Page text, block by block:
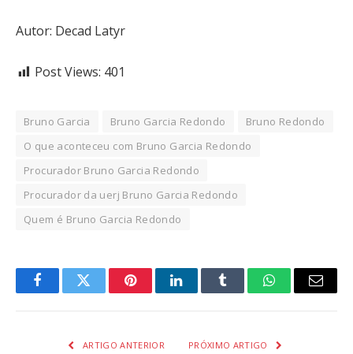
Autor: Decad Latyr
Post Views: 401
Bruno Garcia Bruno Garcia Redondo
Bruno Redondo
O que aconteceu com Bruno Garcia Redondo
Procurador Bruno Garcia Redondo
Procurador da uerj Bruno Garcia Redondo
Quem é Bruno Garcia Redondo
FacebookTwitter PinterestLinkedInTumblr WhatsAppEmail
ARTIGO ANTERIOR PRÓXIMO ARTIGO